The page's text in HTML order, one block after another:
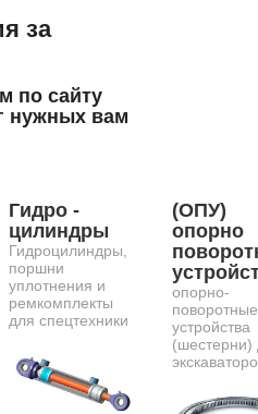
за
по сайту
нужных вам
Гидро -
цилиндры
Гидроцилиндры,
поршни
уплотнения и
ремкомплекты
для спецтехники
(ОПУ)
опорно
опорно-
поворотные
устройства
(шестерни)